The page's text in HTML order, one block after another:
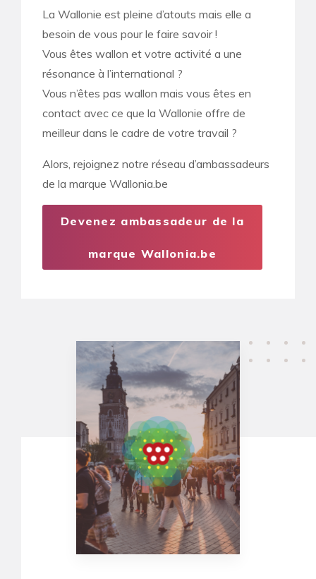
La Wallonie est pleine d’atouts mais elle a
besoin de vous pour le faire savoir !
Vous êtes wallon et votre activité a une
résonance à l’international ?
Vous n’êtes pas wallon mais vous êtes en
contact avec ce que la Wallonie offre de
meilleur dans le cadre de votre travail ?
Alors, rejoignez notre réseau d’ambassadeurs
de la marque Wallonia.be
Devenez ambassadeur de la
marque Wallonia.be